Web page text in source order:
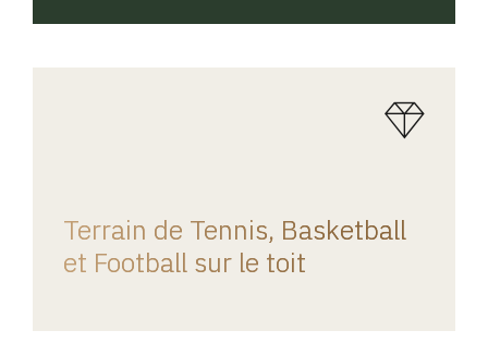
Terrain de Tennis, Basketball
et Football sur le toit